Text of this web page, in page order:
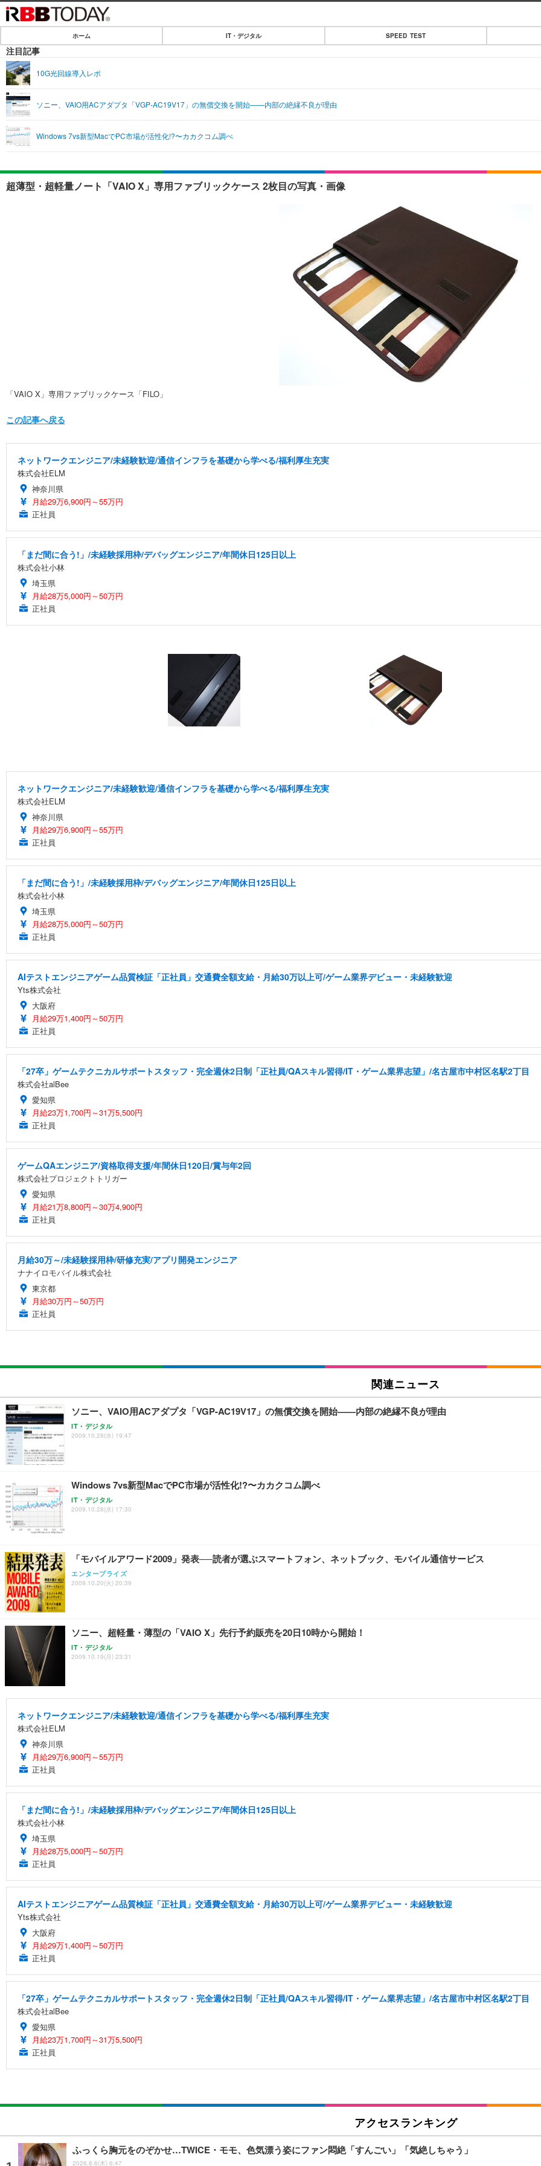
IT・デジタル
ショッピング
SPEED TEST
エンタメ
エンタメTOP
音楽
ライフ
ライフTOP
ペット
リリース一覧
ホーム IT・デジタル SPEED TEST
注目記事
10G光回線導入レポ
ソニー、VAIO用ACアダプタ「VGP-AC19V17」の無償交換を開始——内部の絶縁不良が理由
Windows 7vs新型MacでPC市場が活性化!?〜カカクコム調べ
超薄型・超軽量ノート「VAIO X」専用ファブリックケース 2枚目の写真・画像
「VAIO X」専用ファブリックケース「FILO」
この記事へ戻る
ネットワークエンジニア/未経験歓迎/通信インフラを基礎から学べる/福利厚生充実
株式会社ELM
神奈川県
月給29万6,900円～55万円
正社員
「まだ間に合う!」/未経験採用枠/デバッグエンジニア/年間休日125日以上
株式会社小林
埼玉県
月給28万5,000円～50万円
正社員
ネットワークエンジニア/未経験歓迎/通信インフラを基礎から学べる/福利厚生充実
株式会社ELM
神奈川県
月給29万6,900円～55万円
正社員
「まだ間に合う!」/未経験採用枠/デバッグエンジニア/年間休日125日以上
株式会社小林
埼玉県
月給28万5,000円～50万円
正社員
AIテストエンジニアゲーム品質検証「正社員」交通費全額支給・月給30万以上可/ゲーム業界デビュー・未経験歓迎
Yts株式会社
大阪府
月給29万1,400円～50万円
正社員
「27卒」ゲームテクニカルサポートスタッフ・完全週休2日制「正社員/QAスキル習得/IT・ゲーム業界志望」/名古屋市中村区名駅2丁目
株式会社alBee
愛知県
月給23万1,700円～31万5,500円
正社員
ゲームQAエンジニア/資格取得支援/年間休日120日/賞与年2回
株式会社プロジェクトトリガー
愛知県
月給21万8,800円～30万4,900円
正社員
月給30万～/未経験採用枠/研修充実/アプリ開発エンジニア
ナナイロモバイル株式会社
東京都
月給30万円～50万円
正社員
関連ニュース
ソニー、VAIO用ACアダプタ「VGP-AC19V17」の無償交換を開始——内部の絶縁不良が理由
IT・デジタル
2009.10.28(水) 19:47
Windows 7vs新型MacでPC市場が活性化!?〜カカクコム調べ
IT・デジタル
2009.10.28(水) 17:30
「モバイルアワード2009」発表──読者が選ぶスマートフォン、ネットブック、モバイル通信サービス
エンタープライズ
2009.10.20(火) 20:39
ソニー、超軽量・薄型の「VAIO X」先行予約販売を20日10時から開始！
IT・デジタル
2009.10.19(月) 23:31
ネットワークエンジニア/未経験歓迎/通信インフラを基礎から学べる/福利厚生充実
株式会社ELM
神奈川県
月給29万6,900円～55万円
正社員
「まだ間に合う!」/未経験採用枠/デバッグエンジニア/年間休日125日以上
株式会社小林
埼玉県
月給28万5,000円～50万円
正社員
AIテストエンジニアゲーム品質検証「正社員」交通費全額支給・月給30万以上可/ゲーム業界デビュー・未経験歓迎
Yts株式会社
大阪府
月給29万1,400円～50万円
正社員
「27卒」ゲームテクニカルサポートスタッフ・完全週休2日制「正社員/QAスキル習得/IT・ゲーム業界志望」/名古屋市中村区名駅2丁目
株式会社alBee
愛知県
月給23万1,700円～31万5,500円
正社員
アクセスランキング
ふっくら胸元をのぞかせ…TWICE・モモ、色気漂う姿にファン悶絶「すんごい」「気絶しちゃう」
2026.8.6(木) 6:47